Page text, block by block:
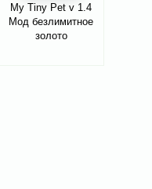
My Tiny Pet v 1.4
Мод безлимитное
золото